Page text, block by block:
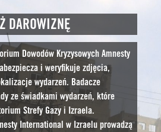
DAROWIZNĘ
Dowodów Kryzysowych Amnesty
i weryfikuje zdjęcia,
wydarzeń. Badacze
ze świadkami wydarzeń, które
Strefy Gazy i Izraela.
International w Izraelu prowadzą